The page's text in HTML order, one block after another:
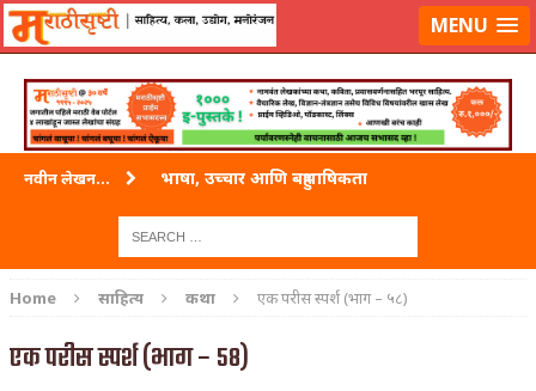
लॉग-इन करा|लेखक नोंदणी कराMENU
नवीन लेखन... भाषा, उच्चार आणि बहुभाषिकता
ताम्र – एक अफलातून धातू (COPPER)
अशी एक कविता लिहू इच्छिते
Home साहित्य कथा एक परीस स्पर्श (भाग – ५८)
एक परीस स्पर्श (भाग – ५८)